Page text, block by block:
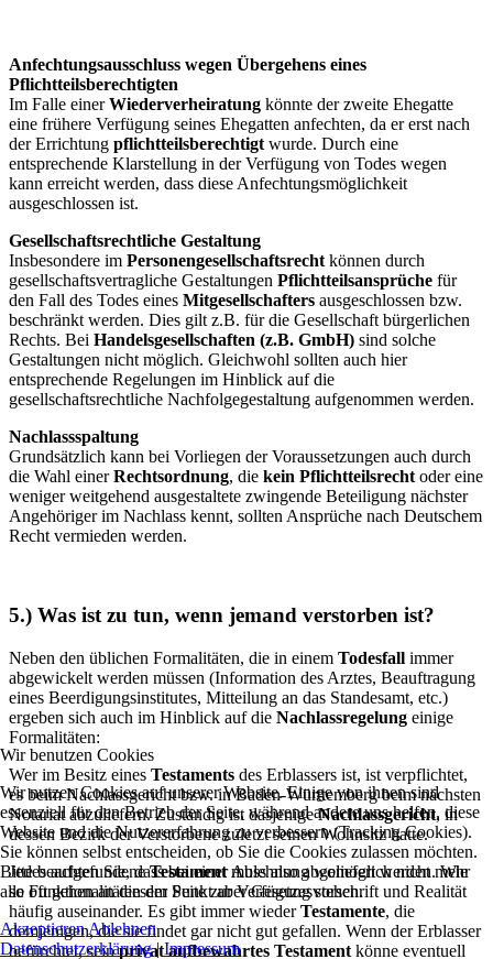
Anfechtungsausschluss wegen Übergehens eines
Pflichtteilsberechtigten
Im Falle einerWiederverheiratung könnte der zweite Ehegatte
eine frühere Verfügung seines Ehegatten anfechten, da er erst nach
der Errichtung pflichtteilsberechtigt wurde. Durch eine
entsprechende Klarstellung in der Verfügung von Todes wegen
kann erreicht werden, dass diese Anfechtungsmöglichkeit
ausgeschlossen ist.
Gesellschaftsrechtliche Gestaltung
Insbesondere im Personengesellschaftsrecht können durch
gesellschaftsvertragliche Gestaltungen Pflichtteilsansprüche für
den Fall des Todes eines Mitgesellschafters ausgeschlossen bzw.
beschränkt werden. Dies gilt z.B. für die Gesellschaft bürgerlichen
Rechts. Bei Handelsgesellschaften (z.B. GmbH) sind solche
Gestaltungen nicht möglich. Gleichwohl sollten auch hier
entsprechende Regelungen im Hinblick auf die
gesellschaftsrechtliche Nachfolgegestaltung aufgenommen werden.
Nachlassspaltung
Grundsätzlich kann bei Vorliegen der Voraussetzungen auch durch
die Wahl einerRechtsordnung, die kein Pflichtteilsrecht oder eine
weniger weitgehend ausgestaltete zwingende Beteiligung nächster
Angehöriger im Nachlass kennt, sollten Ansprüche nach Deutschem
Recht vermieden werden.
5.) Was ist zu tun, wenn jemand verstorben ist?
Neben den üblichen Formalitäten, die in einem Todesfall immer
abgewickelt werden müssen (Information des Arztes, Beauftragung
eines Beerdigungsinstitutes, Mitteilung an das Standesamt, etc.)
ergeben sich auch im Hinblick auf die Nachlassregelung einige
Formalitäten:
Wer im Besitz eines Testaments des Erblassers ist, ist verpflichtet,
es beim Nachlassgericht bzw. in Baden-Württemberg beim nächsten
Notariat abzuliefern. Zuständig ist dasjenigeNachlassgericht, in
dessen Bezirk der Verstorbene zuletzt seinen Wohnsitz hatte.
Jedes aufgefundeneTestamentmuss also abgeliefert werden. Wie
so oft gehen an diesem Punkt aber Gesetzesvorschrift und Realität
häufig auseinander. Es gibt immer wiederTestamente, die
demjenigen, die sie findet gar nicht gut gefallen. Wenn der Erblasser
befürchtet, seinprivat aufbewahrtes Testament könne eventuell
Wir benutzen Cookies
Wir nutzen Cookies auf unserer Website. Einige von ihnen sind
essenziell für den Betrieb der Seite, während andere uns helfen, diese
Website und die Nutzererfahrung zu verbessern (Tracking Cookies).
Sie können selbst entscheiden, ob Sie die Cookies zulassen möchten.
Bitte beachten Sie, dass bei einer Ablehnung womöglich nicht mehr
alle Funktionalitäten der Seite zur Verfügung stehen.
Akzeptieren Ablehnen
Datenschutzerklärung|Impressum